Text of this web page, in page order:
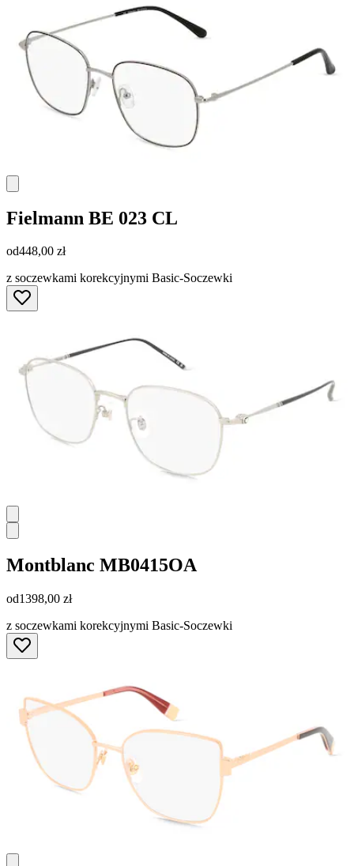
Fielmann BE 023 CL
od448,00 zł
z soczewkami korekcyjnymi Basic-Soczewki
Montblanc MB0415OA
od1398,00 zł
z soczewkami korekcyjnymi Basic-Soczewki